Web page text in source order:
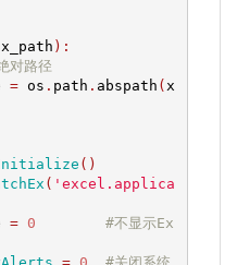
):
对路径
= os . path . abspath ( x
()
( 'excel.applica
= 0
#不显示Ex
= 0
#关闭系统